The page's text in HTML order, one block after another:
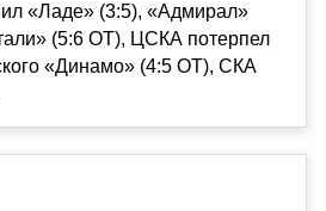
«Ладе» (3:5), «Адмирал»
(5:6 ОТ), ЦСКА потерпел
«Динамо» (4:5 ОТ), СКА